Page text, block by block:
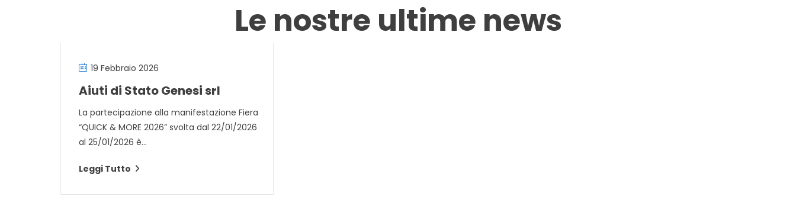
Le nostre ultime news
19 Febbraio 2026
Aiuti di Stato Genesi srl
La partecipazione alla manifestazione Fiera
“QUICK & MORE 2026” svolta dal 22/01/2026
al 25/01/2026 è...
Leggi Tutto